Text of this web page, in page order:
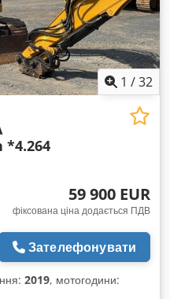
1 /32
*4.264
59 900 EUR
фіксована ціна додається ПДВ
Зателефонувати
2019, мотогодини: